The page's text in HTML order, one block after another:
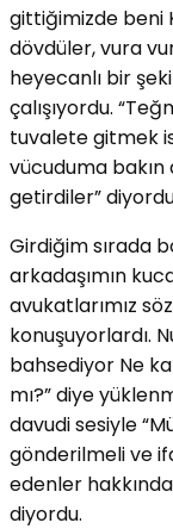
gittiğimizde beni
dövdüler, vura
heyecanlı bir
çalışıyordu.
tuvalete gitmek
vücuduma bakın
getirdiler”
Girdiğim sırada
arkadaşımın
avukatlarımız
konuşuyorlardı.
bahsediyor Ne
mı?” diye
davudi sesiyle
gönderilmeli ve
edenler
diyordu.